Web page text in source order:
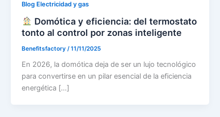
Blog Electricidad y gas
Domótica y eficiencia: del termostato
tonto al control por zonas inteligente
Benefitsfactory /11/11/2025
En 2026, la domótica deja de ser un lujo tecnológico
para convertirse en un pilar esencial de la eficiencia
energética […]